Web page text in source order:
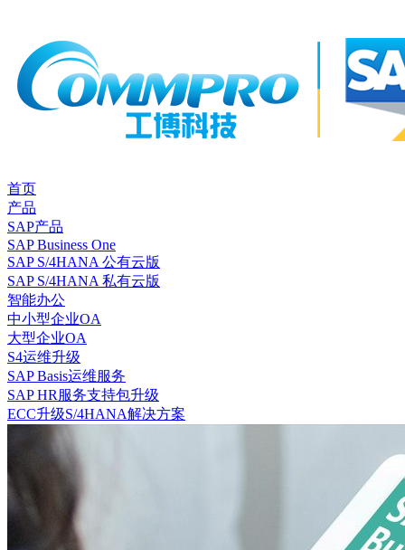
首页
产品
SAP产品
SAP Business One
SAP S/4HANA 公有云版
SAP S/4HANA 私有云版
智能办公
中小型企业OA
大型企业OA
S4运维升级
SAP Basis运维服务
SAP HR服务支持包升级
ECC升级S/4HANA解决方案